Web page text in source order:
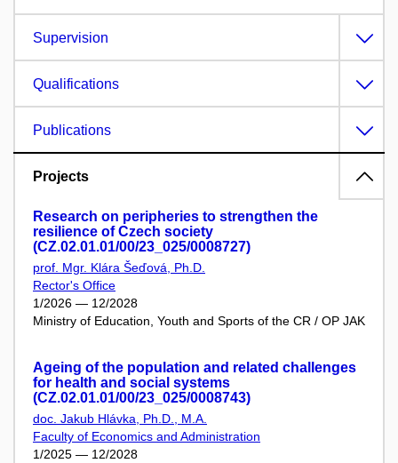
Supervision
Qualifications
Publications
Projects
Research on peripheries to strengthen the
resilience of Czech society
(CZ.02.01.01/00/23_025/0008727)
prof. Mgr. Klára Šeďová, Ph.D.
Rector's Office
1/2026 — 12/2028
Ministry of Education, Youth and Sports of the CR / OP JAK
Ageing of the population and related challenges
for health and social systems
(CZ.02.01.01/00/23_025/0008743)
doc. Jakub Hlávka, Ph.D., M.A.
Faculty of Economics and Administration
1/2025 — 12/2028